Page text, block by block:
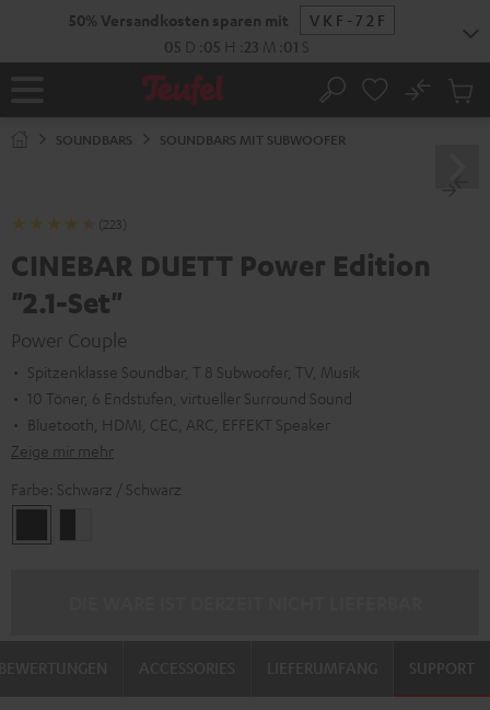
50% Versandkosten sparen mit
VKF-72F
05 D 05 H 23 M 00 S
Startseite Suche
No
SOUNDBARS SOUNDBARS MIT SUBWOOFER
(223)
CINEBAR DUETT Power Edition
"2.1-Set"
Power Couple
Spitzenklasse Soundbar, T 8 Subwoofer, TV, Musik
10 Töner, 6 Endstufen, virtueller Surround Sound
Bluetooth, HDMI, CEC, ARC, EFFEKT Speaker
Zeige mir mehr
Farbe: Schwarz / Schwarz
/
SUPPORT